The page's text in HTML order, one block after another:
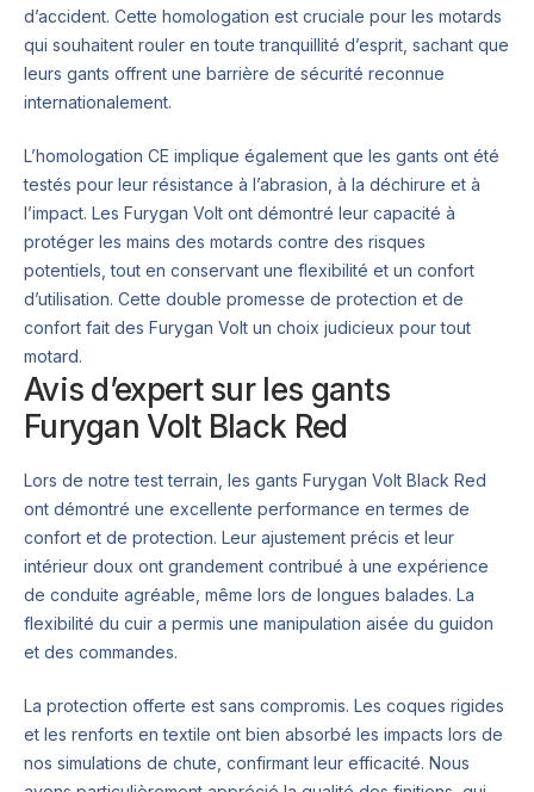
d’accident. Cette homologation est cruciale pour les motards
qui souhaitent rouler en toute tranquillité d’esprit, sachant que
leurs gants offrent une barrière de sécurité reconnue
internationalement.
L’homologation CE implique également que les gants ont été
testés pour leur résistance à l’abrasion, à la déchirure et à
l’impact. Les Furygan Volt ont démontré leur capacité à
protéger les mains des motards contre des risques
potentiels, tout en conservant une flexibilité et un confort
d’utilisation. Cette double promesse de protection et de
confort fait des Furygan Volt un choix judicieux pour tout
motard.
Avis d’expert sur les gants
Furygan Volt Black Red
Lors de notre test terrain, les gants Furygan Volt Black Red
ont démontré une excellente performance en termes de
confort et de protection. Leur ajustement précis et leur
intérieur doux ont grandement contribué à une expérience
de conduite agréable, même lors de longues balades. La
flexibilité du cuir a permis une manipulation aisée du guidon
et des commandes.
La protection offerte est sans compromis. Les coques rigides
et les renforts en textile ont bien absorbé les impacts lors de
nos simulations de chute, confirmant leur efficacité. Nous